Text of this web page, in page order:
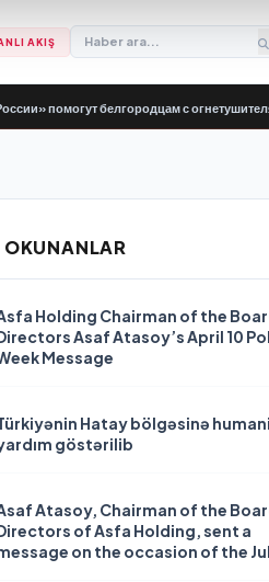
AKIŞ
белгородцам с огнетушителями и
Holding Chairman of the
Asaf Atasoy’s April 10
Message
Hatay bölgəsinə
göstərilib
Atasoy, Chairman of the
of Asfa Holding, sent a
on the occasion of the